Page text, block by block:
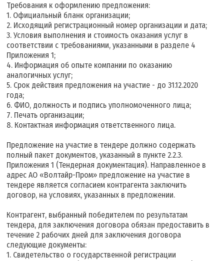
Требования к оформлению предложения:
1. Официальный бланк организации;
2. Исходящий регистрационный номер организации и дата;
3. Условия выполнения и стоимость оказания услуг в
соответствии с требованиями, указанными в разделе 4
Приложения 1;
4. Информация об опыте компании по оказанию
аналогичных услуг;
5. Срок действия предложения на участие - до 31.12.2020
года;
6. ФИО, должность и подпись уполномоченного лица;
7. Печать организации;
8. Контактная информация ответственного лица.
Предложение на участие в тендере должно содержать
полный пакет документов, указанный в пункте 2.2.3.
Приложения 1 (Тендерная документация). Направленное в
адрес АО «Волтайр-Пром» предложение на участие в
тендере является согласием контрагента заключить
договор, на условиях, указанных в предложении.
Контрагент, выбранный победителем по результатам
тендера, для заключения договора обязан предоставить в
течение 2 рабочих дней для заключения договора
следующие документы:
1. Свидетельство о государственной регистрации